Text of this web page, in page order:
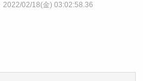
2022/02/18(金) 03:02:58.36